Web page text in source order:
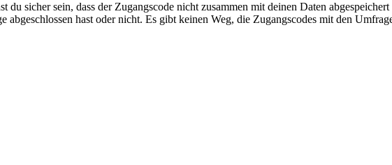
du sicher sein, dass der Zugangscode nicht zusammen mit deinen Daten
hast oder nicht. Es gibt keinen Weg, die Zugangscodes mit den